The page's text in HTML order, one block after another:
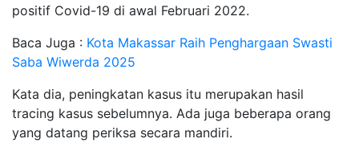
positif Covid-19 di awal Februari 2022.
Baca Juga : Kota Makassar Raih Penghargaan Swasti
Saba Wiwerda 2025
Kata dia, peningkatan kasus itu merupakan hasil
tracing kasus sebelumnya. Ada juga beberapa orang
yang datang periksa secara mandiri.